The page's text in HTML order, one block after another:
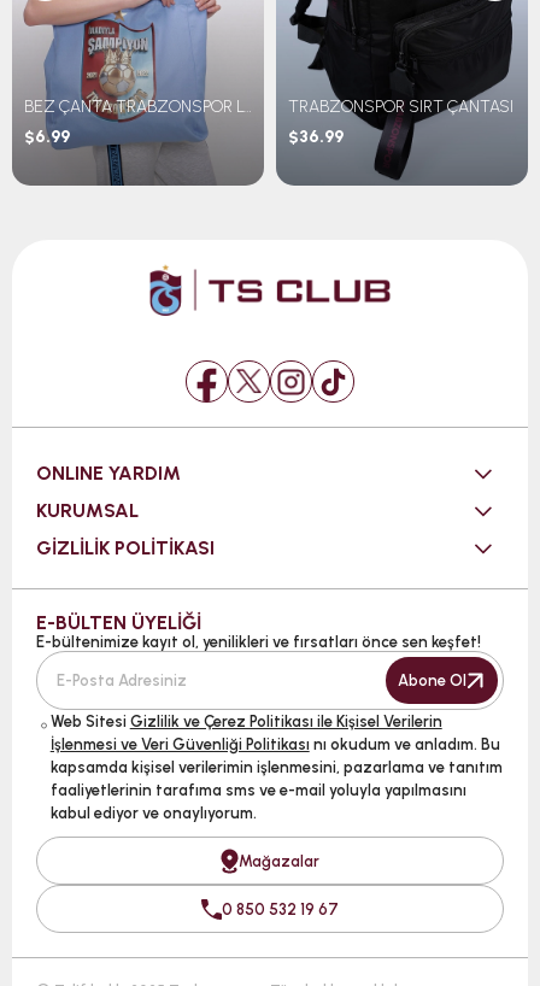
BEZ ÇANTA TRABZONSPOR LOGOLU
$6.99
TRABZONSPOR SIRT ÇANTASI
$36.99
ONLINE YARDIM
KURUMSAL
GİZLİLİK POLİTİKASI
E-BÜLTEN ÜYELİĞİ
E-bültenimize kayıt ol, yenilikleri ve fırsatları önce sen keşfet!
Abone Ol
Web Sitesi Gizlilik ve Çerez Politikası ile Kişisel Verilerin
İşlenmesi ve Veri Güvenliği Politikası nı okudum ve anladım. Bu
kapsamda kişisel verilerimin işlenmesini, pazarlama ve tanıtım
faaliyetlerinin tarafıma sms ve e-mail yoluyla yapılmasını
kabul ediyor ve onaylıyorum.
Mağazalar
0 850 532 19 67